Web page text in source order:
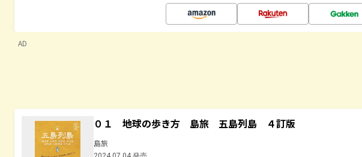
AD
０１ 地球の歩き方 島旅 五島列島 ４訂版
島旅